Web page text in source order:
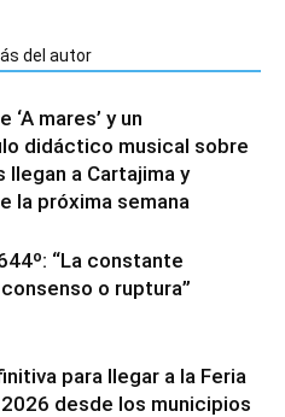
del autor
‘A mares’ y un
didáctico musical sobre
llegan a Cartajima y
la próxima semana
“La constante
o ruptura”
para llegar a la Feria
desde los municipios